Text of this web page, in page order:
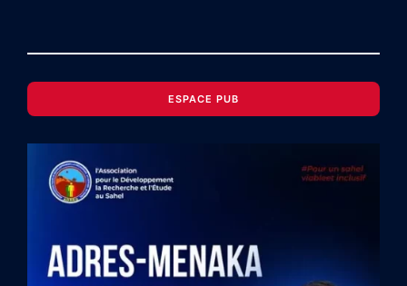
ESPACE PUB